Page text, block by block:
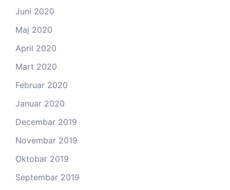
Juni 2020
Maj 2020
April 2020
Mart 2020
Februar 2020
Januar 2020
Decembar 2019
Novembar 2019
Oktobar 2019
Septembar 2019